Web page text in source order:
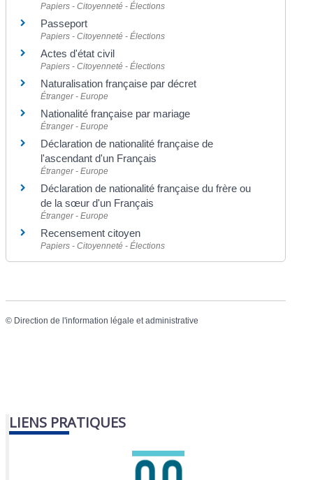
Papiers - Citoyenneté - Élections
Passeport
Papiers - Citoyenneté - Élections
Actes d'état civil
Papiers - Citoyenneté - Élections
Naturalisation française par décret
Étranger - Europe
Nationalité française par mariage
Étranger - Europe
Déclaration de nationalité française de
l'ascendant d'un Français
Étranger - Europe
Déclaration de nationalité française du frère ou
de la sœur d'un Français
Étranger - Europe
Recensement citoyen
Papiers - Citoyenneté - Élections
© Direction de l'information légale et administrative
LIENS PRATIQUES